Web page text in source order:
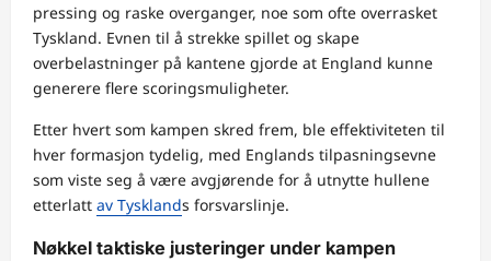
pressing og raske overganger, noe som ofte overrasket
Tyskland. Evnen til å strekke spillet og skape
overbelastninger på kantene gjorde at England kunne
generere flere scoringsmuligheter.
Etter hvert som kampen skred frem, ble effektiviteten til
hver formasjon tydelig, med Englands tilpasningsevne
som viste seg å være avgjørende for å utnytte hullene
etterlatt av Tysklands forsvarslinje.
Nøkkel taktiske justeringer under kampen